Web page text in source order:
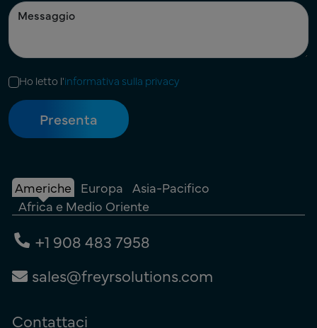
Ho letto l'informativa sulla privacy
Americhe Europa Asia-Pacifico
Africa e Medio Oriente
+1 908 483 7958
sales@freyrsolutions.com
Contattaci